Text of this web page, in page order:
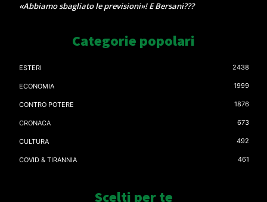
«Abbiamo sbagliato le previsioni»! E Bersani???
Categorie popolari
ESTERI 2438
ECONOMIA 1999
CONTRO POTERE 1876
CRONACA 673
CULTURA 492
COVID & TIRANNIA 461
Scelti per te